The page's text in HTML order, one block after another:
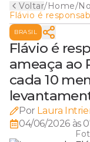
Voltar/Home/
Flávio é
ameaça ao Pix e
8 de cada 10
opinativas, diz
BRASIL
Flávio é
ameaça ao
cada 10
Por Laura
04/06/2026 às